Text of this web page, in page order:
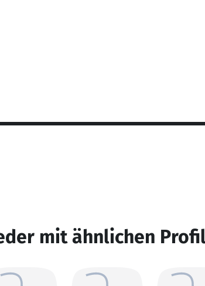
mit ähnlichen